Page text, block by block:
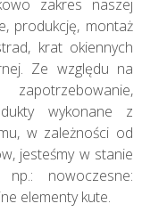
zakres naszej
produkcję, montaż
krat okiennych
Ze względu na
wykonane z
w zależności od
jesteśmy w stanie
nowoczesne:
elementy kute.